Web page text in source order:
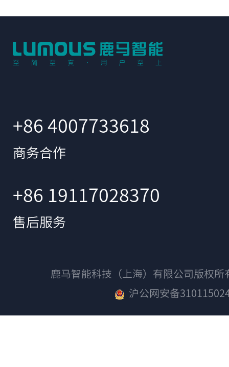
+86 4007733618
商务合作
+86 19117028370
售后服务
鹿马智能科技（上海）有限公司版权
沪公网安备